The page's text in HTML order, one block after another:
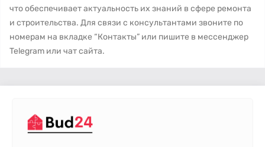
что обеспечивает актуальность их знаний в сфере ремонта
и строительства. Для связи с консультантами звоните по
номерам на вкладке “Контакты” или пишите в мессенджер
Telegram или чат сайта.